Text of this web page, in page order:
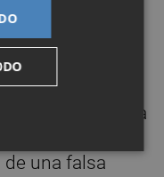
2013 con,
euros. Para el
una apariencia
mercantil habría
lo tanto,
de una falsa